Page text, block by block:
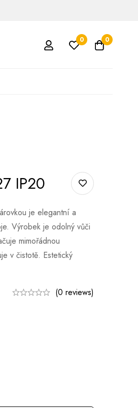
0 0
IP20
je elegantní a
Výrobek je odolný vůči
mimořádnou
v čistotě. Estetický
(0 reviews)